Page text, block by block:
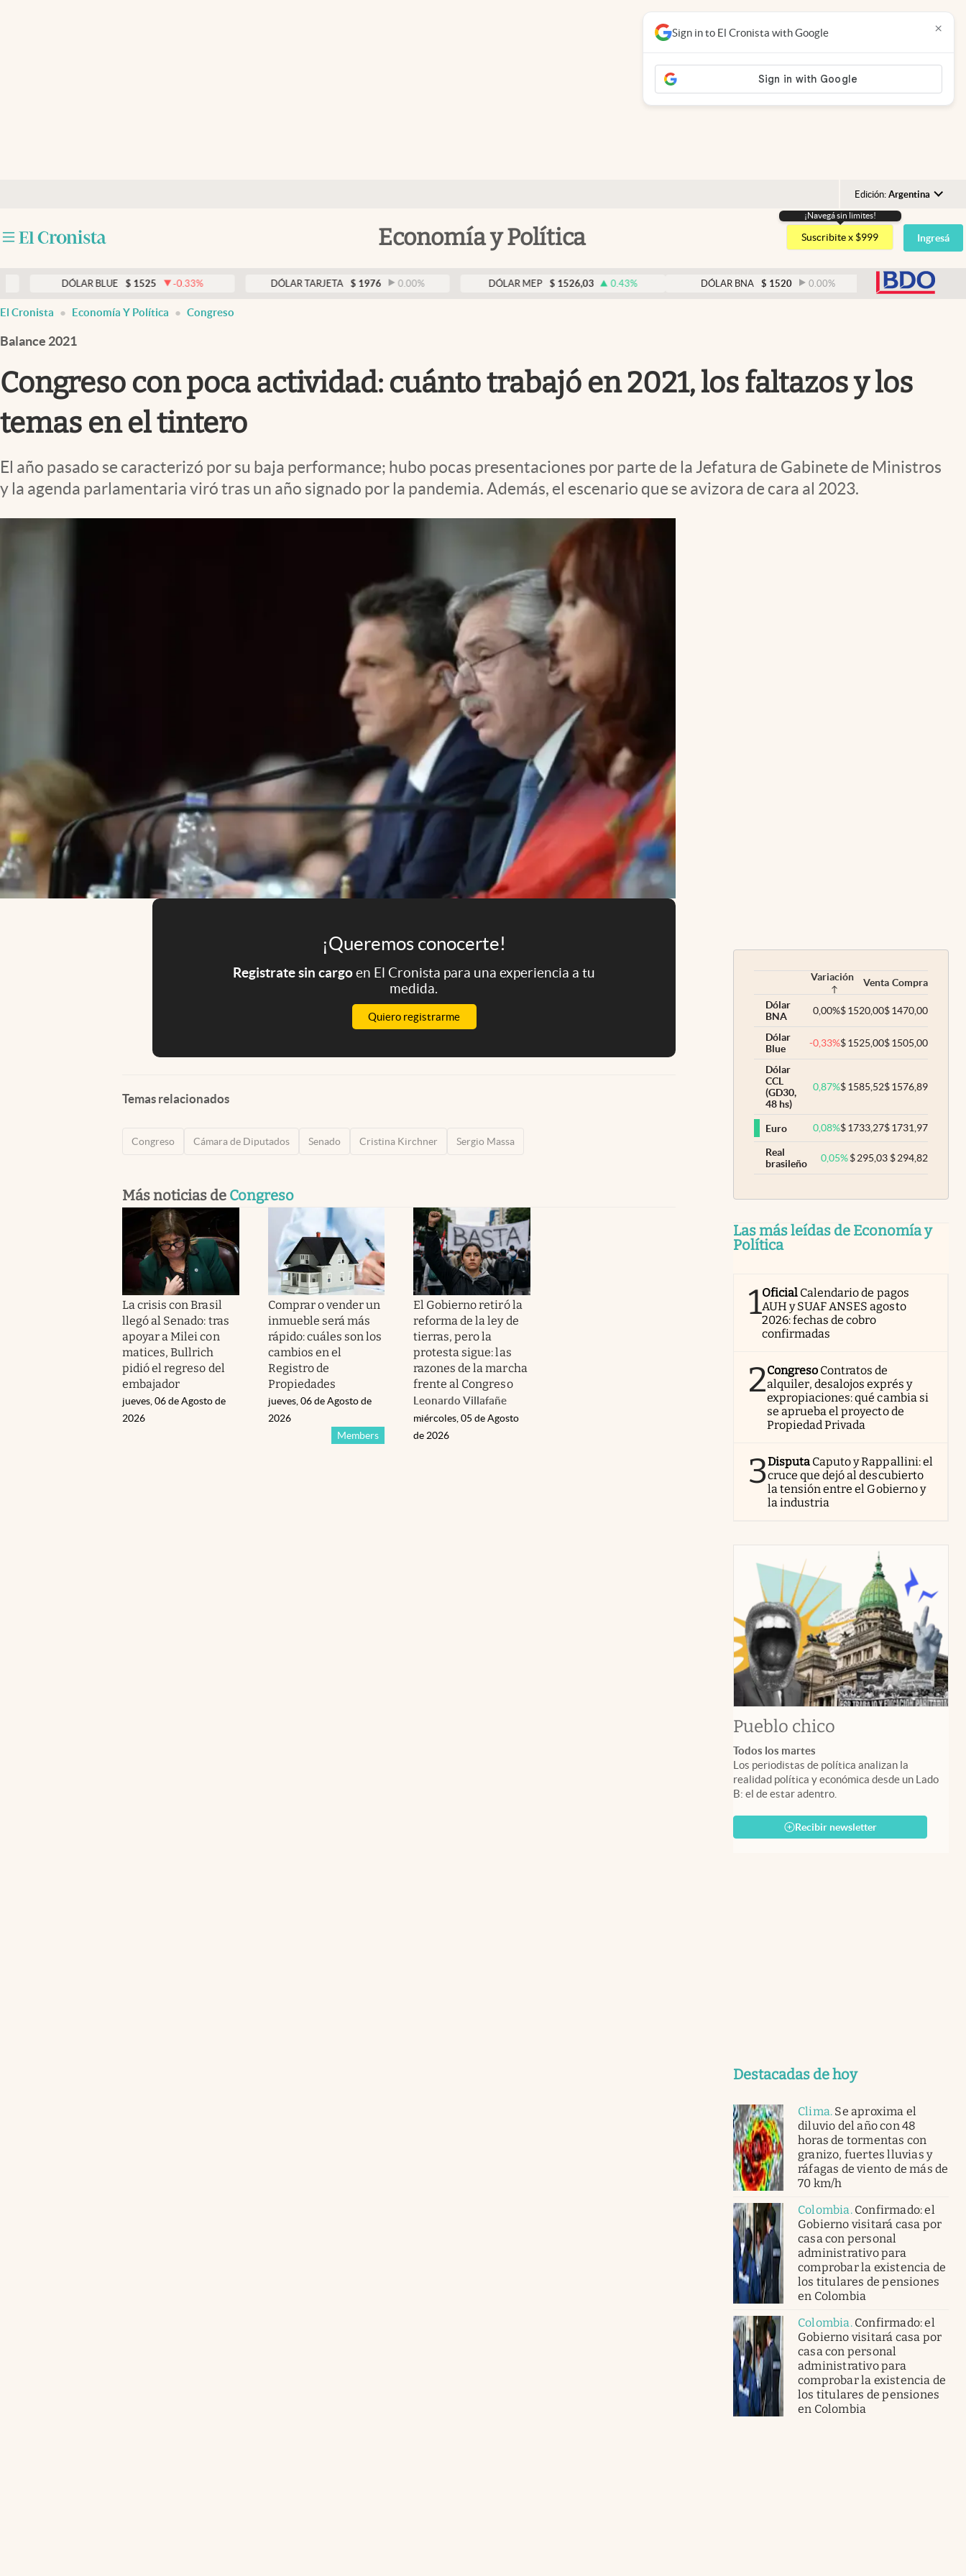
Edición: Argentina
Argentina
España
USA
Economía y Política
Clima
Mundial 2026
El Cronista Studio
Mediakit
abre en nueva pestaña
¡Navegá sin limites!
Suscribite x $999 Ingresá
DÓLAR BLUE $ 1525 -0.33 % DÓLAR TARJETA $ 1976 0.00% DÓLAR MEP $ 1526,03 0.43% DÓLAR BNA $ 1520 0.00% DÓLAR BLUE
Sign in to El Cronista with Google ×
El Cronista Economía Y Política Congreso
Balance 2021
Congreso con poca actividad: cuánto trabajó en 2021, los faltazos y los
temas en el tintero
El año pasado se caracterizó por su baja performance; hubo pocas presentaciones por parte de la Jefatura de Gabinete de Ministros
y la agenda parlamentaria viró tras un año signado por la pandemia. Además, el escenario que se avizora de cara al 2023.
¡Queremos conocerte!
Registrate sin cargoen El Cronista para una experiencia a tu
medida.
Quiero registrarme
Temas relacionados
Congreso Cámara de Diputados Senado Cristina Kirchner Sergio Massa
Más noticias de Congreso
La crisis con Brasil
llegó al Senado: tras
apoyar a Milei con
matices, Bullrich
pidió el regreso del
embajador
jueves, 06 de Agosto de
2026
Comprar o vender un
inmueble será más
rápido: cuáles son los
cambios en el
Registro de
Propiedades
Members
jueves, 06 de Agosto de
2026
El Gobierno retiró la
reforma de la ley de
tierras, pero la
protesta sigue: las
razones de la marcha
frente al Congreso
Leonardo Villafañe
miércoles, 05 de Agosto
de 2026
Variación Venta Compra
Dólar
BNA
0,00%$1520,00$1470,00
Dólar
Blue
-0,33%$1525,00$1505,00
Dólar
CCL
(GD30,
48 hs)
0,87%$1585,52$1576,89
Euro 0,08%$1733,27$1731,97
Real
brasileño
0,05% $295,03 $294,82
Las más leídas de Economía y
Política
1Oficial Calendario de pagos
AUH y SUAF ANSES agosto
2026: fechas de cobro
confirmadas
2Congreso Contratos de
alquiler, desalojos exprés y
expropiaciones: qué cambia si
se aprueba el proyecto de
Propiedad Privada
3Disputa Caputo y Rappallini: el
cruce que dejó al descubierto
la tensión entre el Gobierno y
la industria
Pueblo chico
Todos los martes
Los periodistas de política analizan la
realidad política y económica desde un Lado
B: el de estar adentro.
Recibir newsletter
Destacadas de hoy
Clima. Se aproxima el
diluvio del año con 48
horas de tormentas con
granizo, fuertes lluvias y
ráfagas de viento de más de
70 km/h
Colombia. Confirmado: el
Gobierno visitará casa por
casa con personal
administrativo para
comprobar la existencia de
los titulares de pensiones
en Colombia
Colombia. Confirmado: el
Gobierno visitará casa por
casa con personal
administrativo para
comprobar la existencia de
los titulares de pensiones
en Colombia